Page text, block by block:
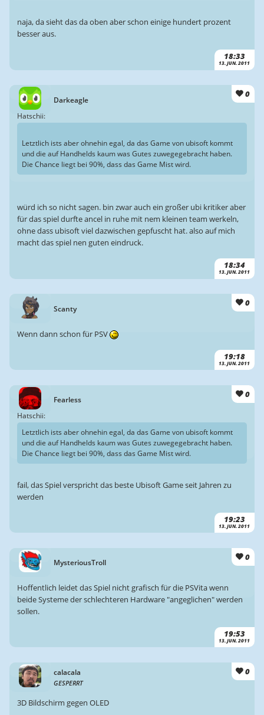
18:33
13. JUN. 2011
naja, da sieht das da oben aber schon einige hundert prozent
besser aus.
Darkeagle
0
18:34
13. JUN. 2011
Hatschii:
Letztlich ists aber ohnehin egal, da das Game von ubisoft kommt
und die auf Handhelds kaum was Gutes zuwegegebracht haben.
Die Chance liegt bei 90%, dass das Game Mist wird.
würd ich so nicht sagen. bin zwar auch ein großer ubi kritiker aber
für das spiel durfte ancel in ruhe mit nem kleinen team werkeln,
ohne dass ubisoft viel dazwischen gepfuscht hat. also auf mich
macht das spiel nen guten eindruck.
Scanty
0
19:18
13. JUN. 2011
Wenn dann schon für PSV
Fearless
0
19:23
13. JUN. 2011
Hatschii:
Letztlich ists aber ohnehin egal, da das Game von ubisoft kommt
und die auf Handhelds kaum was Gutes zuwegegebracht haben.
Die Chance liegt bei 90%, dass das Game Mist wird.
fail, das Spiel verspricht das beste Ubisoft Game seit Jahren zu
werden
MysteriousTroll
0
19:53
13. JUN. 2011
Hoffentlich leidet das Spiel nicht grafisch für die PSVita wenn
beide Systeme der schlechteren Hardware "angeglichen" werden
sollen.
calacala
GESPERRT
0
3D Bildschirm gegen OLED